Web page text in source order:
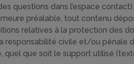
questions dans l’espace
préalable, tout contenu
relatives à la protection des
civile et/ou pénale
quel que soit le support utilisé